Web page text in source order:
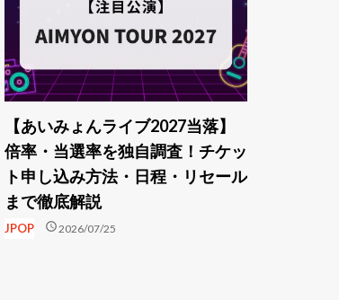
【あいみょんライブ2027当落】
倍率・当選率を独自調査！チケッ
ト申し込み方法・日程・リセール
まで徹底解説
JPOP schedule2026/07/25